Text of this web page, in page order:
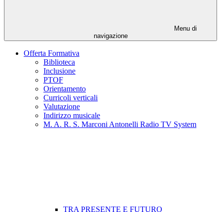
Menu di
navigazione
Offerta Formativa
Biblioteca
Inclusione
PTOF
Orientamento
Curricoli verticali
Valutazione
Indirizzo musicale
M. A. R. S. Marconi Antonelli Radio TV System
TRA PRESENTE E FUTURO